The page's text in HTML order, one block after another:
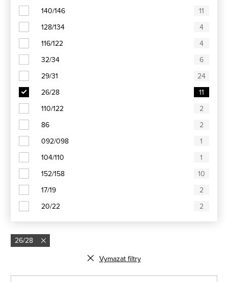
140/146
11
128/134
4
116/122
4
32/34
6
29/31
24
26/28
11
110/122
2
86
2
092/098
1
104/110
1
152/158
10
17/19
2
20/22
2
26/28
Vymazat filtry